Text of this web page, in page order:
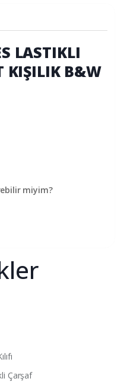
LASTIKLI
KIŞILIK B&W
miyim?
Çarşaf